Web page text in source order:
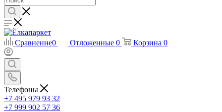
Сравнение0 Отложенные 0 Корзина 0
Телефоны
+7 495 979 93 32
+7 999 902 57 36